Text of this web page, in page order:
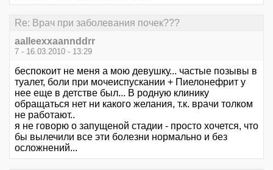
Re: Врач при заболевания почек???
aalleexxaannddrr
7 - 16.03.2010 - 13:29
беспокоит не меня а мою девушку... частые позывы в
туалет, боли при мочеиспускании + Пиелонефрит у
нее еще в детстве был... В родную клинику
обращаться нет ни какого желания, т.к. врачи толком
не работают..
я не говорю о запущеной стадии - просто хочется, что
бы вылечили все эти болезни нормально и без
осложнений...